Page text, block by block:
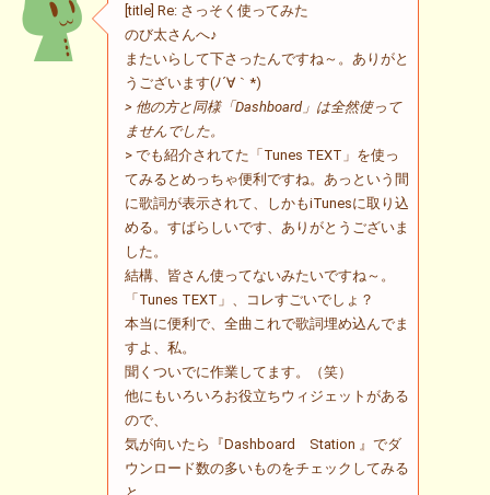
[title] Re: さっそく使ってみた
のび太さんへ♪
またいらして下さったんですね～。ありがと
うございます(ﾉ´∀｀*)
> 他の方と同様「Dashboard」は全然使って
ませんでした。
> でも紹介されてた「Tunes TEXT」を使っ
てみるとめっちゃ便利ですね。あっという間
に歌詞が表示されて、しかもiTunesに取り込
める。すばらしいです、ありがとうございま
した。
結構、皆さん使ってないみたいですね～。
「Tunes TEXT」、コレすごいでしょ？
本当に便利で、全曲これで歌詞埋め込んでま
すよ、私。
聞くついでに作業してます。（笑）
他にもいろいろお役立ちウィジェットがある
ので、
気が向いたら『Dashboard Station 』でダ
ウンロード数の多いものをチェックしてみる